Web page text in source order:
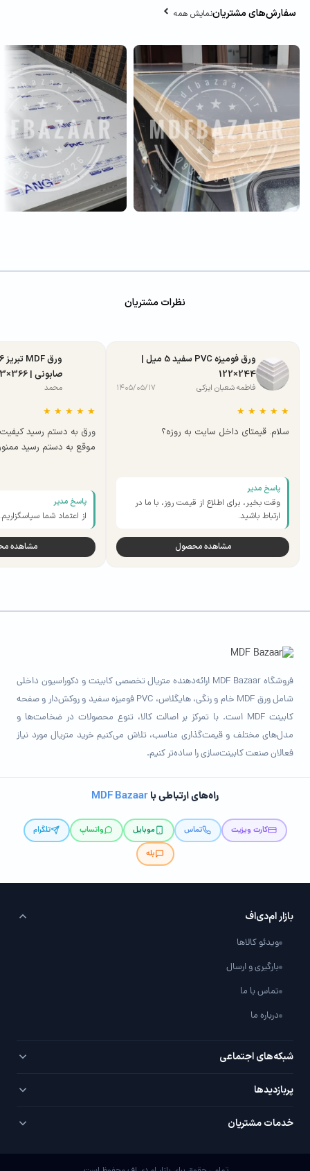
سفارش‌های مشتریاننمایش همه
نظرات مشتریان
ورق فومیزه PVC سفید 5 میل |
244×122
فاطمه شعبان ایزکی ۱۴۰۵/۰۵/۱۷
★
★
★
★
★
سلام. قیمتای داخل سایت به روزه؟
پاسخ مدیر
وقت بخیر، برای اطلاع از قیمت روز، با ما در
ارتباط باشید.
مشاهده محصول
صابونی | 366×183
محمد
★
★
★
★
★
ورق به دستم رسید
موقع به دستم رسید
پاسخ مدیر
از اعتماد شما سپاسگزاریم.
مشاهده
فروشگاه MDF Bazaar ارائه‌دهنده متریال تخصصی کابینت و دکوراسیون داخلی
شامل ورق MDF خام و رنگی، هایگلاس، PVC فومیزه سفید و روکش‌دار و صفحه
کابینت MDF است. با تمرکز بر اصالت کالا، تنوع محصولات در ضخامت‌ها و
مدل‌های مختلف و قیمت‌گذاری مناسب، تلاش می‌کنیم خرید متریال مورد نیاز
فعالان صنعت کابینت‌سازی را ساده‌تر کنیم.
راه‌های ارتباطی باMDF Bazaar
کارت ویزیت تماس موبایل واتساپ
تلگرام
بله
بازار ام‌دی‌اف
ویدئو کالاها
بارگیری و ارسال
تماس با ما
درباره ما
شبکه‌های اجتماعی
تلگرام
پربازدید‌ها
PVC سفید
خدمات مشتریان